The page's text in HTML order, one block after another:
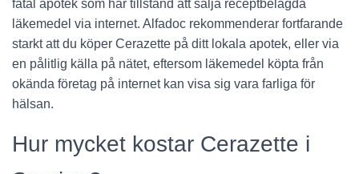
fåtal apotek som har tillstånd att sälja receptbelagda
läkemedel via internet. Alfadoc rekommenderar fortfarande
starkt att du köper Cerazette på ditt lokala apotek, eller via
en pålitlig källa på nätet, eftersom läkemedel köpta från
okända företag på internet kan visa sig vara farliga för
hälsan.
Hur mycket kostar Cerazette i